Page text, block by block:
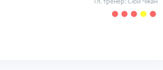
⬤ ⬤ ⬤ ⬤ ⬤